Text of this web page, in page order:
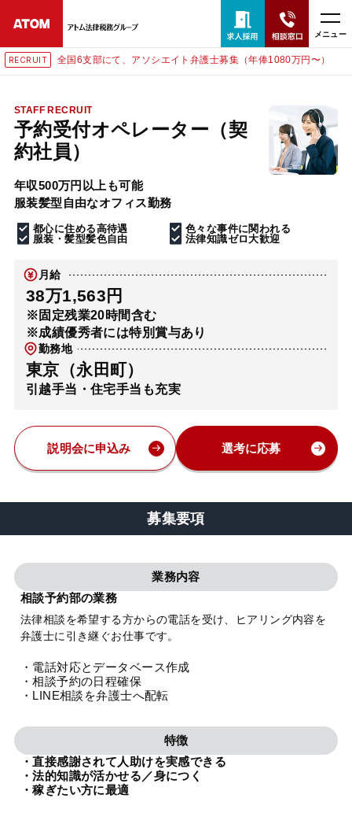
メニュー
RECRUIT 全国6支部にて、アソシエイト弁護士募集（年俸1080万円〜）
STAFF RECRUIT
予約受付オペレーター（契
約社員）
年収500万円以上も可能
服装髪型自由なオフィス勤務
都心に住める高待遇
色々な事件に関われる
服装・髪型髪色自由
法律知識ゼロ大歓迎
月給
38万1,563円
※固定残業20時間含む
※成績優秀者には特別賞与あり
勤務地
東京（永田町）
引越手当・住宅手当も充実
説明会に申込み 選考に応募
募集要項
業務内容
相談予約部の業務
法律相談を希望する方からの電話を受け、ヒアリング内容を
弁護士に引き継ぐお仕事です。
・電話対応とデータベース作成
・相談予約の日程確保
・LINE相談を弁護士へ配転
特徴
・直接感謝されて人助けを実感できる
・法的知識が活かせる／身につく
・稼ぎたい方に最適
24時間365日全国対応
無料相談窓口はこちら
電話・LINE・メールで相談予約受付中
ホーム
取扱分野
解決実績
アクセス
弁護士・税理士
費用
特設サイト
相談先情報サイト
プライバシーポリシー 利用規約 内部通報
TikTok受賞